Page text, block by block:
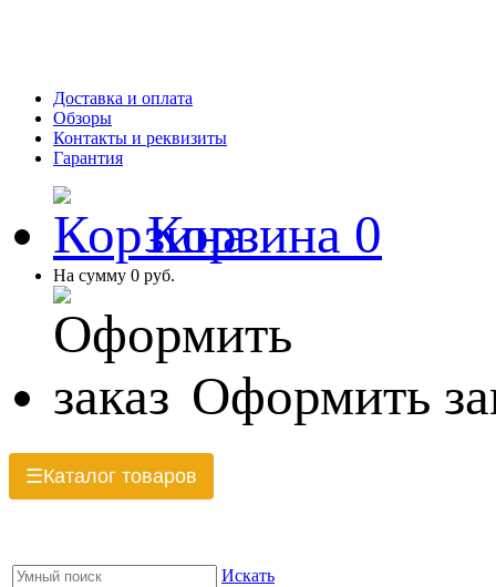
Доставка и оплата
Обзоры
Контакты и реквизиты
Гарантия
Корзина 0
На сумму 0 руб.
Оформить
☰Каталог товаров
Искать